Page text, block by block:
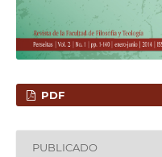
PDF
PUBLICADO